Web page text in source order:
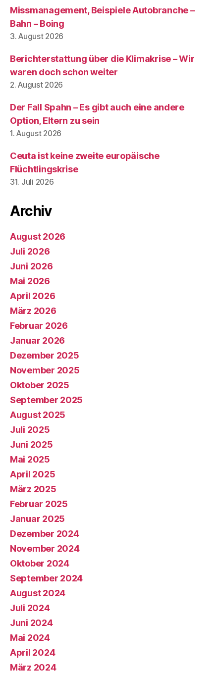
Missmanagement, Beispiele Autobranche –
Bahn – Boing
3. August 2026
Berichterstattung über die Klimakrise – Wir
waren doch schon weiter
2. August 2026
Der Fall Spahn – Es gibt auch eine andere
Option, Eltern zu sein
1. August 2026
Ceuta ist keine zweite europäische
Flüchtlingskrise
31. Juli 2026
Archiv
August 2026
Juli 2026
Juni 2026
Mai 2026
April 2026
März 2026
Februar 2026
Januar 2026
Dezember 2025
November 2025
Oktober 2025
September 2025
August 2025
Juli 2025
Juni 2025
Mai 2025
April 2025
März 2025
Februar 2025
Januar 2025
Dezember 2024
November 2024
Oktober 2024
September 2024
August 2024
Juli 2024
Juni 2024
Mai 2024
April 2024
März 2024